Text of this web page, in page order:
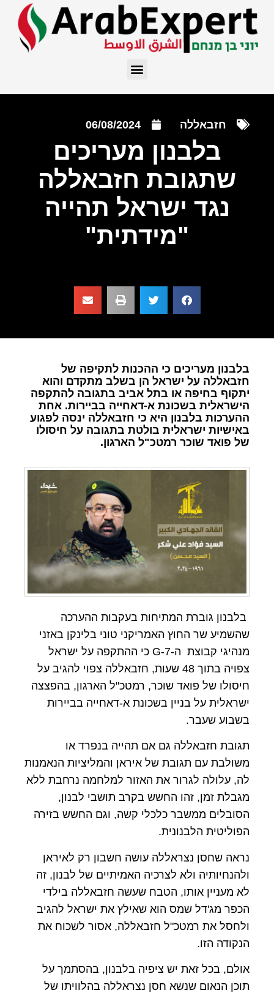
חזבאללה 06/08/2024
בלבנון מעריכים
שתגובת חזבאללה
נגד ישראל תהייה
"מידתית"
בלבנון מעריכים כי ההכנות לתקיפה של
חזבאללה על ישראל הן בשלב מתקדם והוא
יתקוף בחיפה או בתל אביב בתגובה להתקפה
הישראלית בשכונת א-דאחייה בביירות. אחת
ההערכות בלבנון היא כי חזבאללה ינסה לפגוע
באישיות ישראלית בולטת בתגובה על חיסולו
של פואד שוכר רמטכ"ל הארגון.
בלבנון גוברת המתיחות בעקבות ההערכה
שהשמיע שר החוץ האמריקני טוני בלינקן באזני
מנהיגי קבוצת ה-G-7 כי ההתקפה על ישראל
צפויה בתוך 48 שעות, חזבאללה צפוי להגיב על
חיסולו של פואד שוכר, רמטכ"ל הארגון, בהפצצה
ישראלית על בניין בשכונת א-דאחייה בביירות
בשבוע שעבר.
תגובת חזבאללה גם אם תהייה בנפרד או
משולבת עם תגובת של איראן והמליציות הנאמנות
לה, עלולה לגרור את האזור למלחמה נרחבת ללא
מגבלת זמן, זהו החשש בקרב תושבי לבנון,
הסובלים ממשבר כלכלי קשה, וגם החשש בזירה
הפוליטית הלבנונית.
נראה שחסן נצראללה עושה חשבון רק לאיראן
ולהנחיותיה ולא לצרכיה האמיתיים של לבנון, זה
לא מעניין אותו, הטבח שעשה חזבאללה בילדי
הכפר מג'דל שמס הוא שאילץ את ישראל להגיב
ולחסל את רמטכ"ל חזבאללה, אסור לשכוח את
הנקודה הזו.
אולם, בכל זאת יש ציפיה בלבנון, בהסתמך על
תוכן הנאום שנשא חסן נצראללה בהלוויתו של